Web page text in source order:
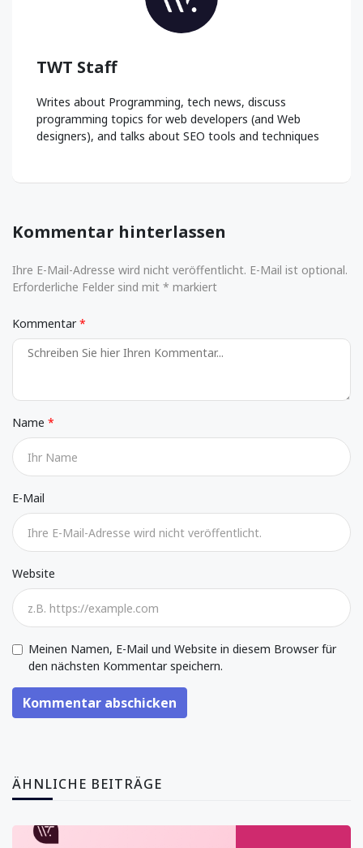
TWT Staff
Writes about Programming, tech news, discuss
programming topics for web developers (and Web
designers), and talks about SEO tools and techniques
Kommentar hinterlassen
Ihre E-Mail-Adresse wird nicht veröffentlicht. E-Mail ist optional.
Erforderliche Felder sind mit * markiert
Kommentar
Name
E-Mail
Website
Meinen Namen, E-Mail und Website in diesem Browser für
den nächsten Kommentar speichern.
Kommentar abschicken
ÄHNLICHE BEITRÄGE